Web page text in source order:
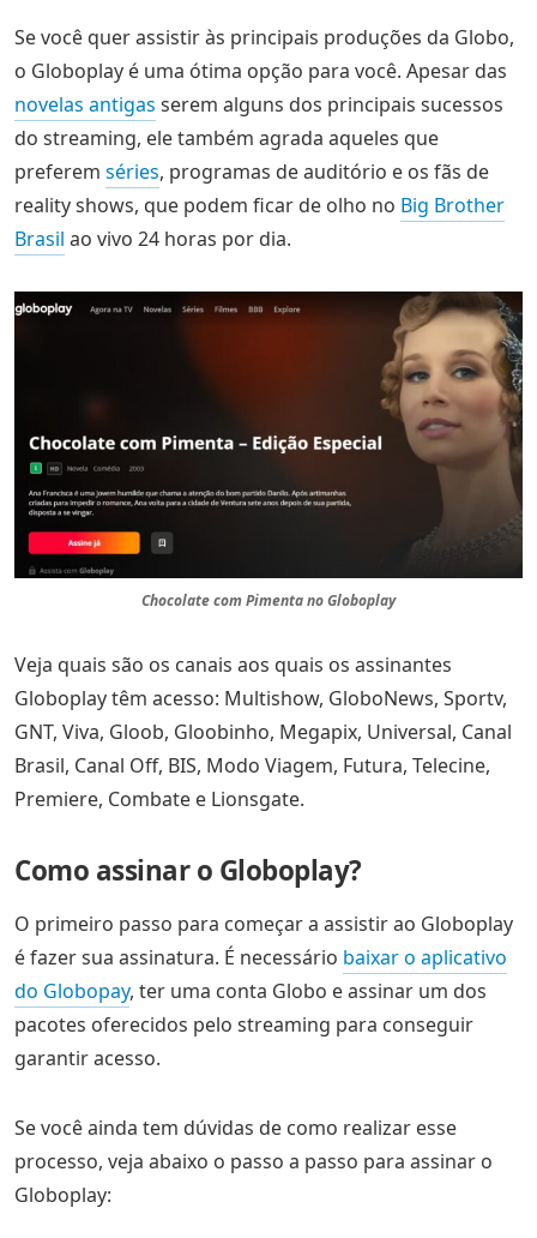
Se você quer assistir às principais produções da Globo,
o Globoplay é uma ótima opção para você. Apesar das
novelas antigas serem alguns dos principais sucessos
do streaming, ele também agrada aqueles que
preferem séries, programas de auditório e os fãs de
reality shows, que podem ficar de olho no Big Brother
Brasil ao vivo 24 horas por dia.
Chocolate com Pimenta no Globoplay
Veja quais são os canais aos quais os assinantes
Globoplay têm acesso: Multishow, GloboNews, Sportv,
GNT, Viva, Gloob, Gloobinho, Megapix, Universal, Canal
Brasil, Canal Off, BIS, Modo Viagem, Futura, Telecine,
Premiere, Combate e Lionsgate.
Como assinar o Globoplay?
O primeiro passo para começar a assistir ao Globoplay
é fazer sua assinatura. É necessário baixar o aplicativo
do Globopay, ter uma conta Globo e assinar um dos
pacotes oferecidos pelo streaming para conseguir
garantir acesso.
Se você ainda tem dúvidas de como realizar esse
processo, veja abaixo o passo a passo para assinar o
Globoplay: